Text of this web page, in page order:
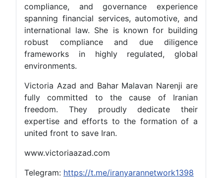
compliance, and governance experience
spanning financial services, automotive, and
international law. She is known for building
robust compliance and due diligence
frameworks in highly regulated, global
environments.
Victoria Azad and Bahar Malavan Narenji are
fully committed to the cause of Iranian
freedom. They proudly dedicate their
expertise and efforts to the formation of a
united front to save Iran.
www.victoriaazad.com
Telegram: https://t.me/iranyarannetwork1398